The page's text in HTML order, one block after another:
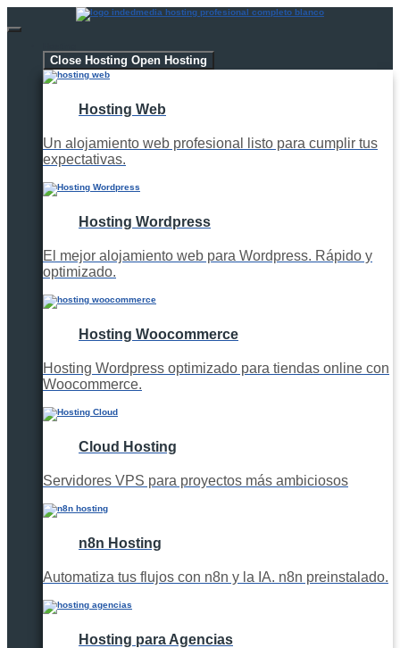
Close Hosting Open Hosting
Hosting Web
Un alojamiento web profesional listo para cumplir tus
expectativas.
Hosting Wordpress
El mejor alojamiento web para Wordpress. Rápido y
optimizado.
Hosting Woocommerce
Hosting Wordpress optimizado para tiendas online con
Woocommerce.
Cloud Hosting
Servidores VPS para proyectos más ambiciosos
n8n Hosting
Automatiza tus flujos con n8n y la IA. n8n preinstalado.
Hosting para Agencias